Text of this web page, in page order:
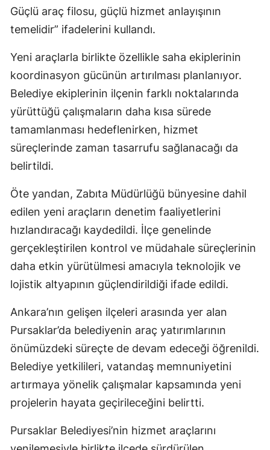
Güçlü araç filosu, güçlü hizmet anlayışının
temelidir” ifadelerini kullandı.
Yeni araçlarla birlikte özellikle saha ekiplerinin
koordinasyon gücünün artırılması planlanıyor.
Belediye ekiplerinin ilçenin farklı noktalarında
yürüttüğü çalışmaların daha kısa sürede
tamamlanması hedeflenirken, hizmet
süreçlerinde zaman tasarrufu sağlanacağı da
belirtildi.
Öte yandan, Zabıta Müdürlüğü bünyesine dahil
edilen yeni araçların denetim faaliyetlerini
hızlandıracağı kaydedildi. İlçe genelinde
gerçekleştirilen kontrol ve müdahale süreçlerinin
daha etkin yürütülmesi amacıyla teknolojik ve
lojistik altyapının güçlendirildiği ifade edildi.
Ankara’nın gelişen ilçeleri arasında yer alan
Pursaklar’da belediyenin araç yatırımlarının
önümüzdeki süreçte de devam edeceği öğrenildi.
Belediye yetkilileri, vatandaş memnuniyetini
artırmaya yönelik çalışmalar kapsamında yeni
projelerin hayata geçirileceğini belirtti.
Pursaklar Belediyesi’nin hizmet araçlarını